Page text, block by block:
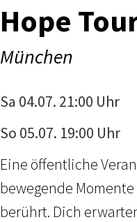
Hope
München
Sa 04.07. 21:00 Uhr
So 05.07. 19:00 Uhr
Eine öffentliche
bewegende
berührt. Dich